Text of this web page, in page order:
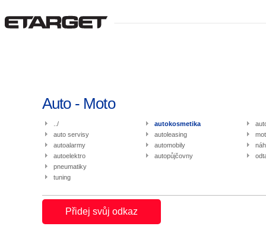
Auto - Moto
../
auto servisy
autoalarmy
autoelektro
pneumatiky
tuning
autokosmetika
autoleasing
automobily
autopůjčovny
Přidej svůj odkaz